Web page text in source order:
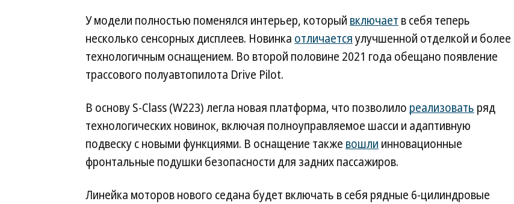
У модели полностью поменялся интерьер, который включает в себя теперь
несколько сенсорных дисплеев. Новинка отличаетсяулучшенной отделкой и более
технологичным оснащением. Во второй половине 2021 года обещано появление
трассового полуавтопилота Drive Pilot.
В основу S-Class (W223) легла новая платформа, что позволило реализовать ряд
технологических новинок, включая полноуправляемое шасси и адаптивную
подвеску с новыми функциями. В оснащение также вошли инновационные
фронтальные подушки безопасности для задних пассажиров.
Линейка моторов нового седана будет включать в себя рядные 6-цилиндровые